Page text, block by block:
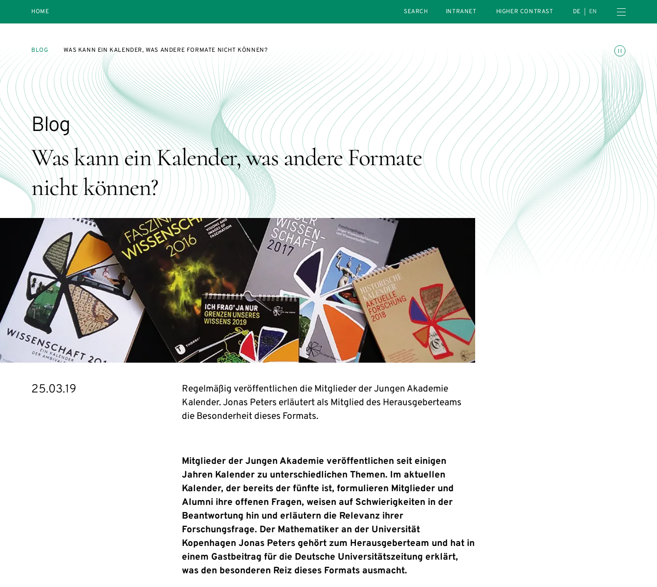
HOME
INTRANET
HIGHER CONTRAST DE EN Open navigation menu
Toggle animations
BLOG WAS KANN EIN KALENDER, WAS ANDERE FORMATE NICHT KÖNNEN?
Was kann ein Kalender, was andere Formate
nicht können?
Blog
25.03.19
Regelmäßig veröffentlichen die Mitglieder der Jungen Akademie
Kalender. Jonas Peters erläutert als Mitglied des Herausgeberteams
die Besonderheit dieses Formats.
Mitglieder der Jungen Akademie veröffentlichen seit einigen
Jahren Kalender zu unterschiedlichen Themen. Im aktuellen
Kalender, der bereits der fünfte ist, formulieren Mitglieder und
Alumni ihre offenen Fragen, weisen auf Schwierigkeiten in der
Beantwortung hin und erläutern die Relevanz ihrer
Forschungsfrage. Der Mathematiker an der Universität
Kopenhagen Jonas Peters gehört zum Herausgeberteam und hat in
einem Gastbeitrag für die Deutsche Universitätszeitung erklärt,
was den besonderen Reiz dieses Formats ausmacht.